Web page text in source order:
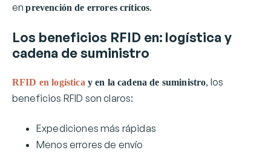
enprevención de errores críticos.
Los beneficios RFID en: logística y
cadena de suministro
RFID en logística y en la cadena de suministro, los
beneficios RFID son claros:
Expediciones más rápidas
Menos errores de envío